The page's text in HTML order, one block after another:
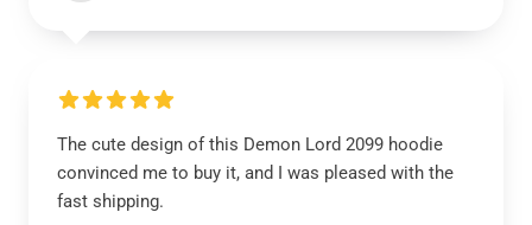
The cute design of this Demon Lord 2099 hoodie
convinced me to buy it, and I was pleased with the
fast shipping.